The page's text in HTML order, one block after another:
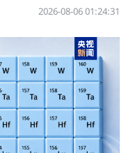
01:24:31 2026-08-06